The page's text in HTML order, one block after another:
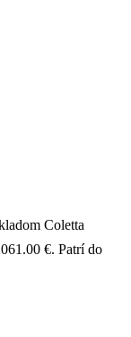
Coletta
€. Patrí do